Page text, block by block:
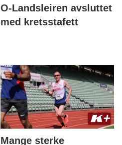
O-Landsleiren avsluttet
med kretsstafett
Mange sterke